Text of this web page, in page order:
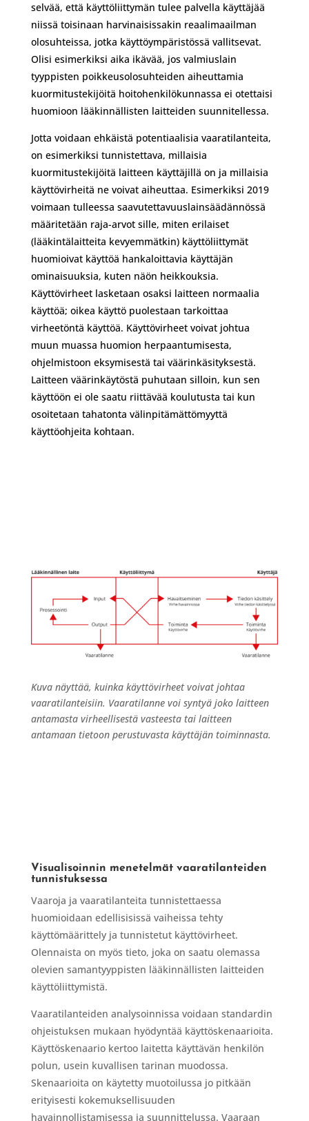
selvää, että käyttöliittymän tulee palvella käyttäjää
niissä toisinaan harvinaisissakin reaalimaailman
olosuhteissa, jotka käyttöympäristössä vallitsevat.
Olisi esimerkiksi aika ikävää, jos valmiuslain
tyyppisten poikkeusolosuhteiden aiheuttamia
kuormitustekijöitä hoitohenkilökunnassa ei otettaisi
huomioon lääkinnällisten laitteiden suunnitellessa.
Jotta voidaan ehkäistä potentiaalisia vaaratilanteita,
on esimerkiksi tunnistettava, millaisia
kuormitustekijöitä laitteen käyttäjillä on ja millaisia
käyttövirheitä ne voivat aiheuttaa. Esimerkiksi 2019
voimaan tulleessa saavutettavuuslainsäädännössä
määritetään raja-arvot sille, miten erilaiset
(lääkintälaitteita kevyemmätkin) käyttöliittymät
huomioivat käyttöä hankaloittavia käyttäjän
ominaisuuksia, kuten näön heikkouksia.
Käyttövirheet lasketaan osaksi laitteen normaalia
käyttöä; oikea käyttö puolestaan tarkoittaa
virheetöntä käyttöä. Käyttövirheet voivat johtua
muun muassa huomion herpaantumisesta,
ohjelmistoon eksymisestä tai väärinkäsityksestä.
Laitteen väärinkäytöstä puhutaan silloin, kun sen
käyttöön ei ole saatu riittävää koulutusta tai kun
osoitetaan tahatonta välinpitämättömyyttä
käyttöohjeita kohtaan.
Kuva näyttää, kuinka käyttövirheet voivat johtaa
vaaratilanteisiin. Vaaratilanne voi syntyä joko laitteen
antamasta virheellisestä vasteesta tai laitteen
antamaan tietoon perustuvasta käyttäjän toiminnasta.
Visualisoinnin menetelmät vaaratilanteiden
tunnistuksessa
Vaaroja ja vaaratilanteita tunnistettaessa
huomioidaan edellisisissä vaiheissa tehty
käyttömäärittely ja tunnistetut käyttövirheet.
Olennaista on myös tieto, joka on saatu olemassa
olevien samantyyppisten lääkinnällisten laitteiden
käyttöliittymistä.
Vaaratilanteiden analysoinnissa voidaan standardin
ohjeistuksen mukaan hyödyntää käyttöskenaarioita.
Käyttöskenaario kertoo laitetta käyttävän henkilön
polun, usein kuvallisen tarinan muodossa.
Skenaarioita on käytetty muotoilussa jo pitkään
erityisesti kokemuksellisuuden
havainnollistamisessa ja suunnittelussa. Vaaraan